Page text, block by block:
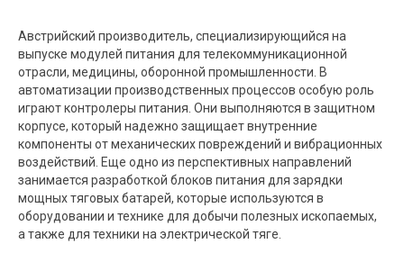
Австрийский производитель, специализирующийся на
выпуске модулей питания для телекоммуникационной
отрасли, медицины, оборонной промышленности. В
автоматизации производственных процессов особую роль
играют контролеры питания. Они выполняются в защитном
корпусе, который надежно защищает внутренние
компоненты от механических повреждений и вибрационных
воздействий. Еще одно из перспективных направлений
занимается разработкой блоков питания для зарядки
мощных тяговых батарей, которые используются в
оборудовании и технике для добычи полезных ископаемых,
а также для техники на электрической тяге.